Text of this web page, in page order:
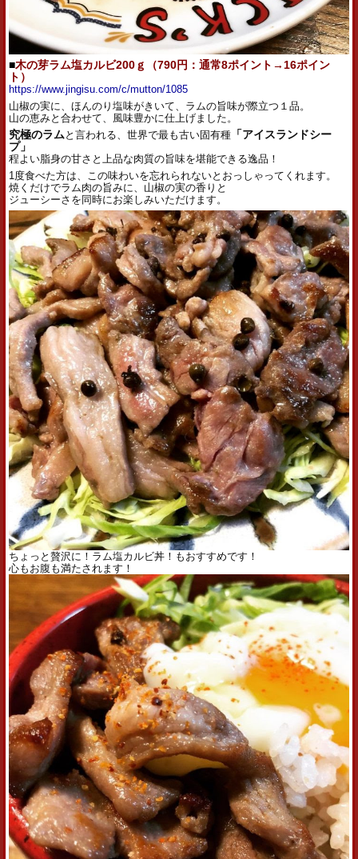
■木の芽ラム塩カルビ200ｇ（790 円：通常8ポイント→16ポイン
ト）
https://www.jingisu.com/c/mutton/1085
山椒の実に、ほんのり塩味がきいて、 ラムの旨味が際立つ１品。
山の恵みと合わせて、風味豊かに仕上げました。
究極のラム と言われる、世界で最も古い固有種 「アイスランドシー
プ」
程よい脂身の甘さと上品な肉質の旨味を堪能できる逸品！
1度食べた方は、
この味わいを忘れられないとおっしゃってくれます。
焼くだけでラム肉の旨みに、山椒の実の香りと
ジューシーさを同時にお楽しみいただけます。
ちょっと贅沢に！ ラム塩カルビ丼！もおすすめです！
心もお腹も満たされます！